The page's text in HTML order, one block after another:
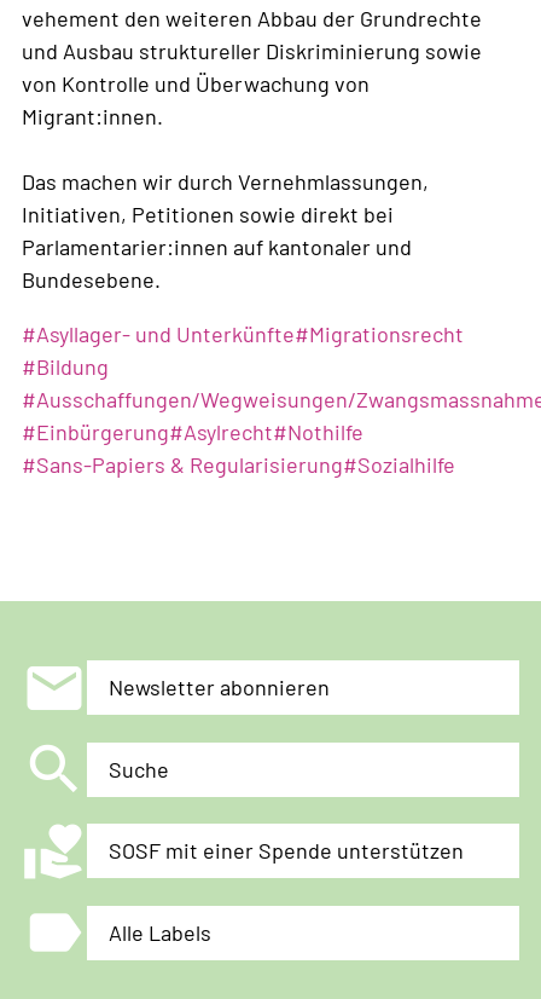
vehement den weiteren Abbau der Grundrechte
und Ausbau struktureller Diskriminierung sowie
von Kontrolle und Überwachung von
Migrant:innen.
Das machen wir durch Vernehmlassungen,
Initiativen, Petitionen sowie direkt bei
Parlamentarier:innen auf kantonaler und
Bundesebene.
Weiterlesen
über
Migrations-
und
Asylpolitik
#Asyllager- und Unterkünfte#Migrationsrecht
#Bildung
#Ausschaffungen/Wegweisungen/
#Einbürgerung#Asylrecht#Nothilfe
#Sans-Papiers & Regularisierung#Sozialhilfe
mail Newsletter abonnieren
search Suche
volunteer_activism SOSF mit einer Spende unterstützen
label Alle Labels